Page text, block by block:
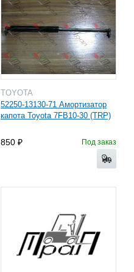
TOYOTA
52250-13130-71 Амортизатор
капота Toyota 7FB10-30 (TRP)
850 Под заказ